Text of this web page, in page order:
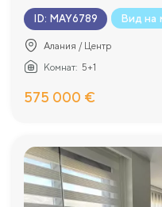
ID: MAY6789 Вид на
Алания / Центр
Комнат: 5+1
575 000 €